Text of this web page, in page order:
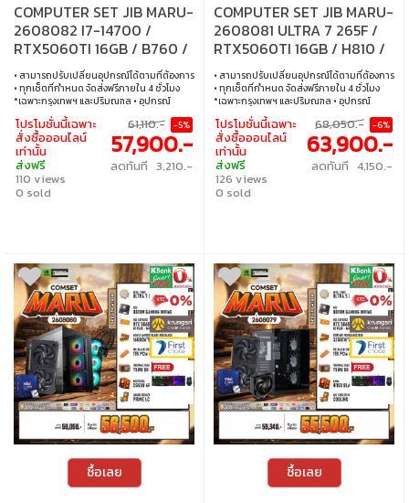
COMPUTER SET JIB MARU-
2608082 I7-14700 /
RTX5060TI 16GB / B760 /
16GB DDR5 / M.2 1TB
• สามารถปรับเปลี่ยนอุปกรณ์ได้ตามที่ต้องการ
• ทุกเซ็ตที่กำหนด จัดส่งฟรีภายใน 4 ชั่วโมง
*เฉพาะกรุงเทพฯ และปริมณฑล • อุปกรณ์
คอมพิวเตอร์เสียภายใน 30 วัน นับจากวันซื้อ
เปลี่ยนอุปกรณ์คอมพิวเตอร์ใหม่ให้ทันที
ภายใน 24 ชั่วโมง เฉพาะซื้อผ่าน JIB Online
เท่านั้น (เงื่อนไขเป็นไปตามที่กำหนด) • ผ่อน
สบายๆ 0% นาน 10 เดือน ทุกเซ็ต • บริการ
ซ่อมและตรวจเช็คอาการ ฟรี! ได้ที่เจไอบีกว่า 140
สาขา ทั่วประเทศ
โปรโมชั่นนี้เฉพาะ
สั่งซื้อออนไลน์
เท่านั้น
ส่งฟรี
110 views
0 sold
61,110.- -5%
57,900.-
ลดทันที 3,210.-
COMPUTER SET JIB MARU-
2608081 ULTRA 7 265F /
RTX5060TI 16GB / H810 /
32GB DDR5 / M.2 1TB
• สามารถปรับเปลี่ยนอุปกรณ์ได้ตามที่ต้องการ
• ทุกเซ็ตที่กำหนด จัดส่งฟรีภายใน 4 ชั่วโมง
*เฉพาะกรุงเทพฯ และปริมณฑล • อุปกรณ์
คอมพิวเตอร์เสียภายใน 30 วัน นับจากวันซื้อ
เปลี่ยนอุปกรณ์คอมพิวเตอร์ใหม่ให้ทันที
ภายใน 24 ชั่วโมง เฉพาะซื้อผ่าน JIB Online
เท่านั้น (เงื่อนไขเป็นไปตามที่กำหนด) • ผ่อน
สบายๆ 0% นาน 10 เดือน ทุกเซ็ต • บริการ
ซ่อมและตรวจเช็คอาการ ฟรี! ได้ที่เจไอบีกว่า 140
สาขา ทั่วประเทศ
โปรโมชั่นนี้เฉพาะ
สั่งซื้อออนไลน์
เท่านั้น
ส่งฟรี
126 views
0 sold
68,050.- -6%
63,900.-
ลดทันที 4,150.-
ซื้อเลย ซื้อเลย